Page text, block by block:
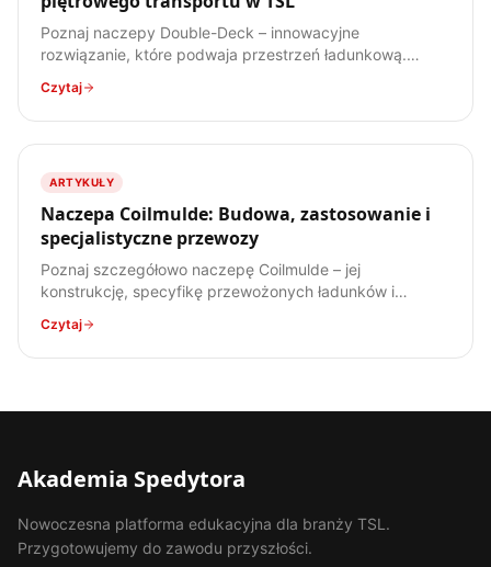
Poznaj naczepy Double-Deck – innowacyjne
rozwiązanie, które podwaja przestrzeń ładunkową.
do jakich ładunków są najlepiej przystosowane.
Czytaj
ARTYKUŁY
Naczepa Coilmulde: Budowa, zastosowanie i
specjalistyczne przewozy
Poznaj szczegółowo naczepę Coilmulde – jej
konstrukcję, specyfikę przewożonych ładunków i
dla każdego spedytora.
Czytaj
Akademia Spedytora
Nowoczesna platforma edukacyjna dla branży TSL.
Przygotowujemy do zawodu przyszłości.